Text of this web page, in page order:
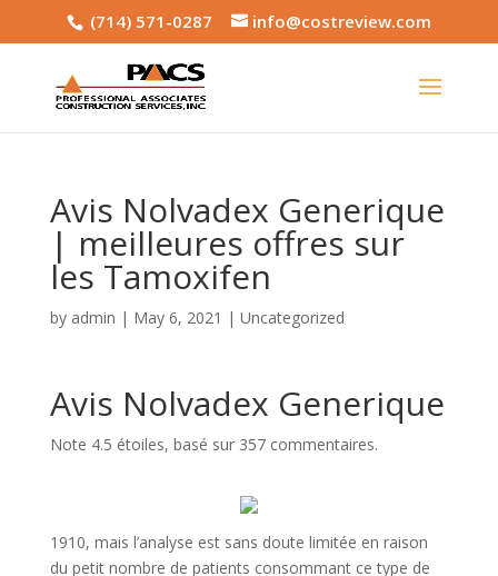
(714) 571-0287 info@costreview.com
Avis Nolvadex Generique
| meilleures offres sur
les Tamoxifen
by admin | May 6, 2021 | Uncategorized
Avis Nolvadex Generique
Note 4.5 étoiles, basé sur 357commentaires.
1910, mais l’analyse est sans doute limitée en raison
du petit nombre de patients consommant ce type de